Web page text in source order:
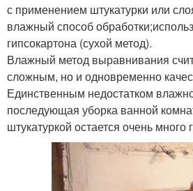
с применением штукатурки или
влажный способ
гипсокартона (сухой метод).
Влажный метод выравнивания
сложным, но и одновременно
Единственным недостатком
последующая уборка ванной
штукатуркой остается очень много